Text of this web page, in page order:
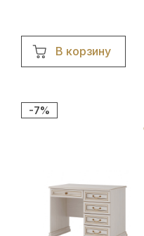
В корзину
-7%